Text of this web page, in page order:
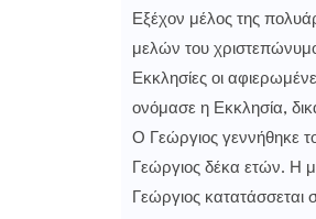
Εξέχον μέλος της
μελών του
Εκκλησίες οι
ονόμασε η Εκκλησία,
Ο Γεώργιος γεννήθηκε
Γεώργιος δέκα ετών. Η
Γεώργιος